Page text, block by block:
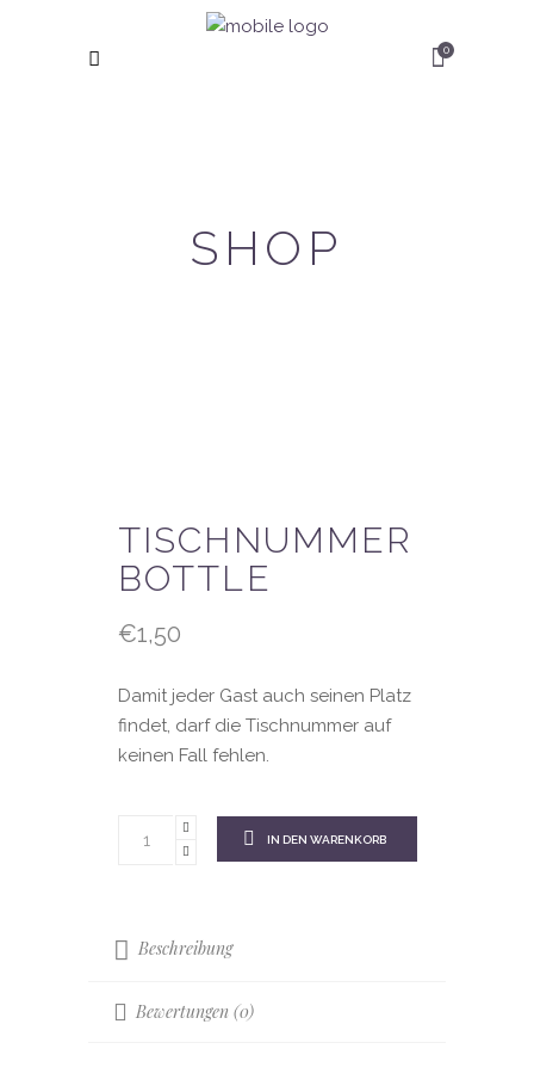
0
SHOP
TISCHNUMMER
BOTTLE
€1,50
Damit jeder Gast auch seinen Platz
findet, darf die Tischnummer auf
keinen Fall fehlen.
IN DEN WARENKORB
Beschreibung
Bewertungen (0)